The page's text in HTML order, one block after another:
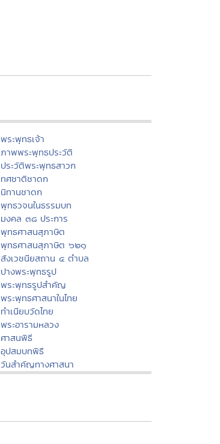
พระพุทธเจ้า
ภาพพระพุทธประวัติ
ประวัติพระพุทธสาวก
ทศชาติชาดก
นิทานชาดก
พุทธวจนในธรรมบท
มงคล ๓๘ ประการ
พุทธศาสนสุภาษิต
พุทธศาสนสุภาษิต ๖๒๑
สังเวชนียสถาน ๔ ตำบล
ปางพระพุทธรูป
พระพุทธรูปสำคัญ
พระพุทธศาสนาในไทย
ทำเนียบวัดไทย
พระอารามหลวง
ศาสนพิธี
อุปสมบทพิธี
วันสำคัญทางศาสนา